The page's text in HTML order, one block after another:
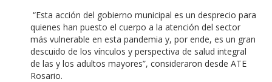
“Esta acción del gobierno municipal es un desprecio para
quienes han puesto el cuerpo a la atención del sector
más vulnerable en esta pandemia y, por ende, es un gran
descuido de los vínculos y perspectiva de salud integral
de las y los adultos mayores”, consideraron desde ATE
Rosario.